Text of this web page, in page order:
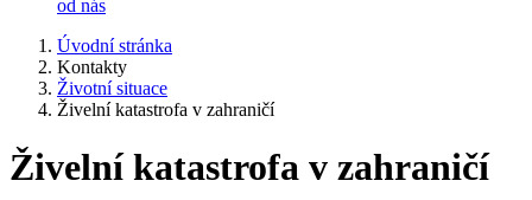
od nás
Úvodní stránka
Kontakty
Životní situace
Živelní katastrofa v zahraničí
Živelní katastrofa v zahraničí